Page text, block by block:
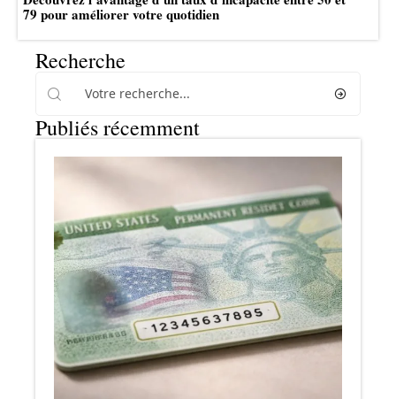
79 pour améliorer votre quotidien
Recherche
Publiés récemment